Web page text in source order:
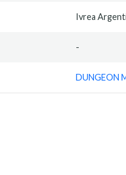
Ivrea
-
DUNGEON